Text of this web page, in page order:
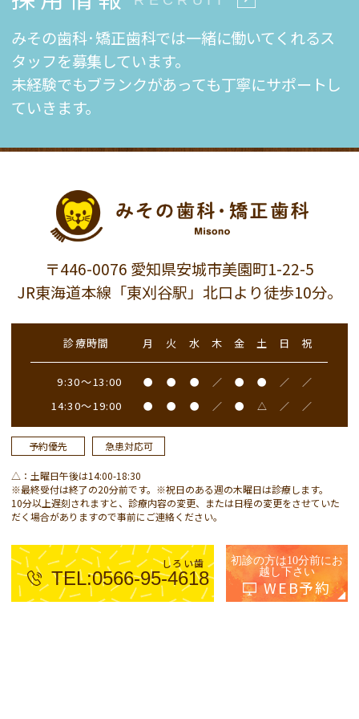
みその歯科·矯正歯科では一緒に働いてくれるス
タッフを募集しています。
未経験でもブランクがあっても丁寧にサポートし
ていきます。
〒446-0076 愛知県安城市美園町1-22-5
JR東海道本線「東刈谷駅」北口より徒歩10分。
診療時間 月 火 水 木 金 土 日 祝
9:30～13:00 ● ● ● ／ ● ● ／ ／
14:30～19:00 ● ● ● ／ ● △ ／ ／
予約優先 急患対応可
△：土曜日午後は14:00-18:30
※最終受付は終了の20分前です。※祝日のある週の木曜日は診療します。
10分以上遅刻されますと、診療内容の変更、または日程の変更をさせていた
だく場合がありますので事前にご連絡ください。
しろい歯
TEL:0566-95-4618
初診の方は10分前にお
越し下さい
WEB予約